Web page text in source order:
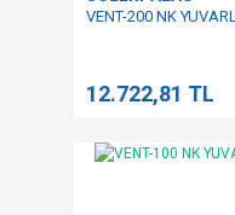
VENT-200 NK
12.722,81 TL